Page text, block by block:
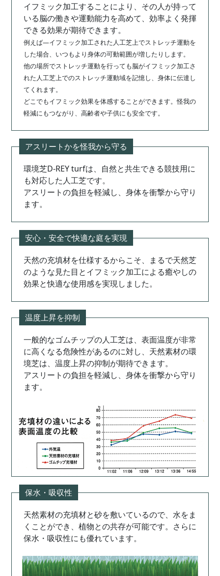
イフミック加工することにより、その人が持って
いる脳の働きや運動能力を高めて、効率よく発揮
できる効果が期待できます。
例えば―イフミック加工された人工芝上でストレッチ運動を
した場合、いつもより身体の可動範囲が増したりします。
他の場所でストレッチ運動を行っても脳がイフミック加工さ
れた人工芝上でのストレッチ運動域を記憶し、身体に伝達し
てくれます。
どこでもイフミック効果を体感することができます。怪我の
軽減にもつながり、高齢者や子供にも安全です。
アスリートかを怪我から守る
環境芝D-REY turfは、自然と共生できる競技用に
も対応した人工芝です。
アスリートの負担を軽減し、身体を衝撃から守り
ます。
安心・安全で快適な庭を実現
天然の充填材を仕様するからこそ、まるで天然芝
のような見た目とイフミック加工による癒やしの
効果と快適な使用感を実現しました。
温度上昇を抑制
一般的なゴムチップの人工芝は、表面温度が非常
に高くなる危険性があるのに対し、天然素材の環
境芝は、温度上昇の抑制が期待できます。
アスリートの負担を軽減し、身体を衝撃から守り
ます。
保水・吸収性
天然素材の充填材と砂を敷いているので、水をま
くことができ、植物との共存が可能です。さらに
保水・吸収性にも優れています。